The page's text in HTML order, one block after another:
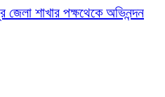
জেলা শাখার পক্ষথেকে অভিনন্দন